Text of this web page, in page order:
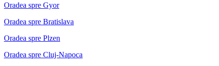
Oradea spre Gyor
Oradea spre Bratislava
Oradea spre Plzen
Oradea spre Cluj-Napoca